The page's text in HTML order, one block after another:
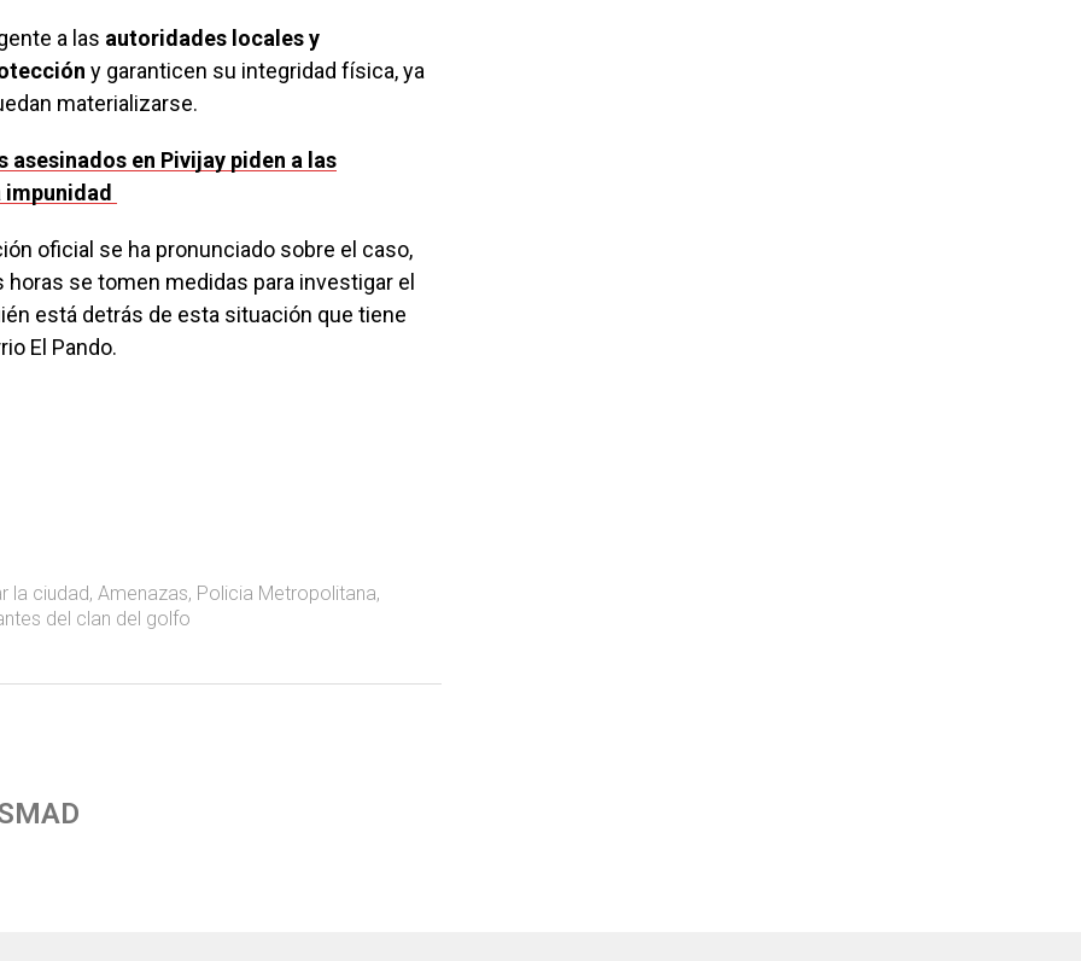
a las autoridades locales y
y garanticen su integridad física, ya
materializarse.
asesinados en Pivijay piden a las
oficial se ha pronunciado sobre el caso,
se tomen medidas para investigar el
está detrás de esta situación que tiene
El Pando.
la ciudad, Amenazas, Policia Metropolitana,
del clan del golfo